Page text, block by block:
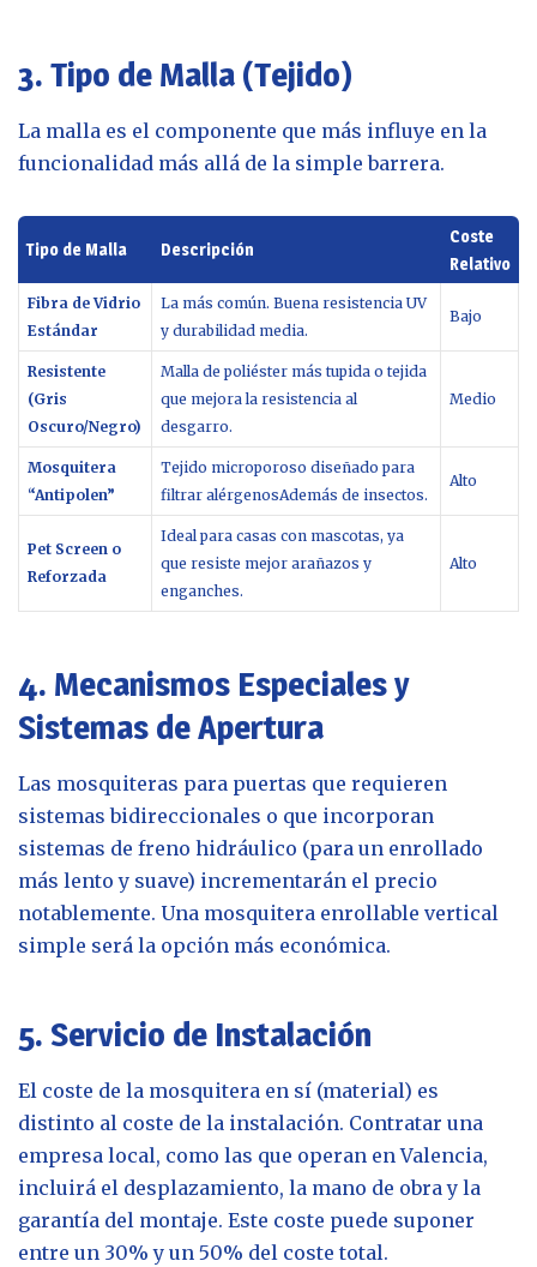
3. Tipo de Malla (Tejido)
La malla es el componente que más influye en la
funcionalidad más allá de la simple barrera.
Tipo de Malla Descripción
Coste
Relativo
Fibra de Vidrio
Estándar
La más común. Buena resistencia UV
y durabilidad media.
Bajo
Resistente
(Gris
Oscuro/Negro)
Malla de poliéster más tupida o tejida
que mejora la resistencia al
desgarro.
Medio
Mosquitera
“Antipolen”
Tejido microporoso diseñado para
filtrar alérgenosAdemás de insectos.
Alto
Pet Screen o
Reforzada
Ideal para casas con mascotas, ya
que resiste mejor arañazos y
enganches.
Alto
4. Mecanismos Especiales y
Sistemas de Apertura
Las mosquiteras para puertas que requieren
sistemas bidireccionales o que incorporan
sistemas de freno hidráulico (para un enrollado
más lento y suave) incrementarán el precio
notablemente. Una mosquitera enrollable vertical
simple será la opción más económica.
5. Servicio de Instalación
El coste de la mosquitera en sí (material) es
distinto al coste de la instalación. Contratar una
empresa local, como las que operan en Valencia,
incluirá el desplazamiento, la mano de obra y la
garantía del montaje. Este coste puede suponer
entre un 30% y un 50% del coste total.